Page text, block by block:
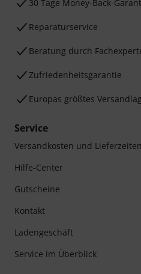
30 Tage Money-Back-
Reparaturservice
Beratung durch
Zufriedenheitsgarantie
Europas größtes
Service
Versandkosten und Lieferzeiten
Hilfe-Center
Gutscheine
Kontakt
Ladengeschäft
Service im Überblick